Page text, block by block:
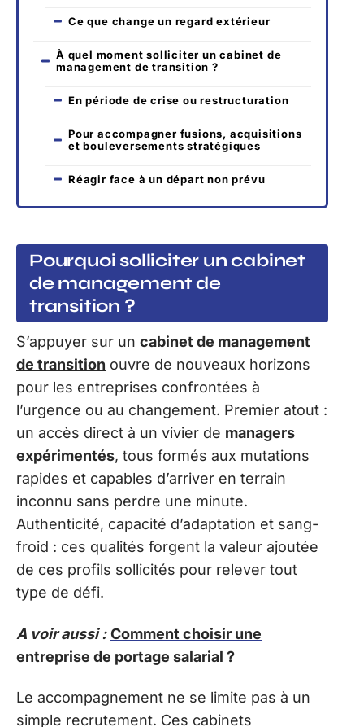
Ce que change un regard extérieur
À quel moment solliciter un cabinet de
management de transition ?
En période de crise ou restructuration
Pour accompagner fusions, acquisitions
et bouleversements stratégiques
Réagir face à un départ non prévu
Pourquoi solliciter un cabinet
de management de
transition ?
S’appuyer sur un cabinet de management
de transition ouvre de nouveaux horizons
pour les entreprises confrontées à
l’urgence ou au changement. Premier atout :
un accès direct à un vivier de managers
expérimentés, tous formés aux mutations
rapides et capables d’arriver en terrain
inconnu sans perdre une minute.
Authenticité, capacité d’adaptation et sang-
froid : ces qualités forgent la valeur ajoutée
de ces profils sollicités pour relever tout
type de défi.
A voir aussi : Comment choisir une
entreprise de portage salarial ?
Le accompagnement ne se limite pas à un
simple recrutement. Ces cabinets